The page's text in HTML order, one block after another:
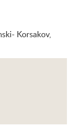
Korsakov,